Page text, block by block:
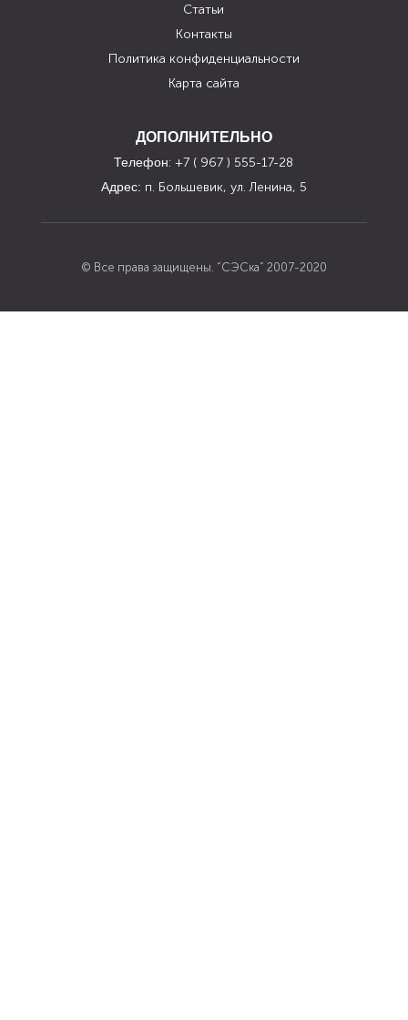
Статьи
Контакты
Политика конфиденциальности
Карта сайта
ДОПОЛНИТЕЛЬНО
Телефон: +7 ( 967 ) 555-17-28
Адрес: п. Большевик, ул. Ленина, 5
© Все права защищены. “СЭСка” 2007-2020